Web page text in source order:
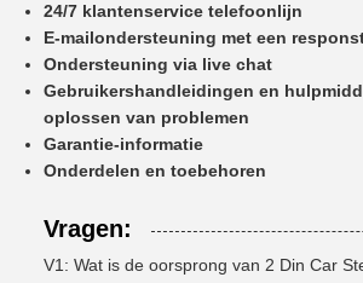
24/7 klantenservice telefoonlijn
E-mailondersteuning met een
Ondersteuning via live chat
Gebruikershandleidingen en
oplossen van problemen
Garantie-informatie
Onderdelen en toebehoren
Vragen:
V1: Wat is de oorsprong van 2 Din Car